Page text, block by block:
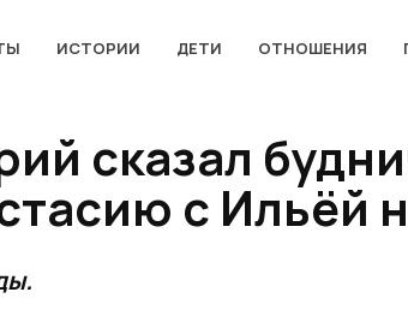
ИСТОРИИ ДЕТИ ОТНОШЕНИЯ
сказал
с Ильёй